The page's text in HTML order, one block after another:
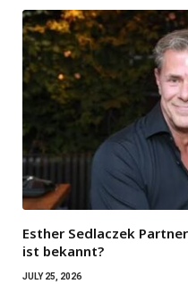
Esther Sedlaczek
ist bekannt?
JULY 25, 2026